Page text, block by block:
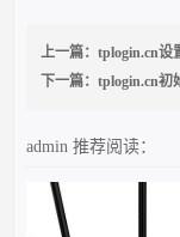
上一篇：tplogin.cn设
下一篇：tplogin.cn初
admin推荐阅读：